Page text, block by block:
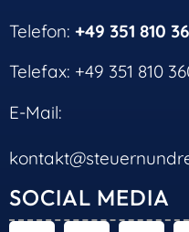
Telefon: +49 351 810
Telefax: +49 351 810
E-Mail:
SOCIAL MEDIA